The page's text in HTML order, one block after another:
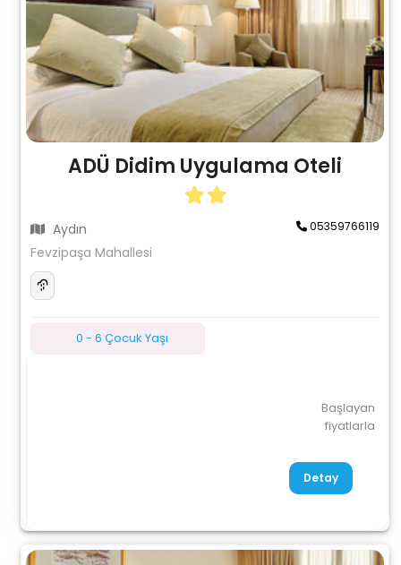
ADÜ Didim Uygulama Oteli
Aydın 05359766119
Fevzipaşa Mahallesi
0 - 6 Çocuk Yaşı
Başlayan
fiyatlarla
Detay